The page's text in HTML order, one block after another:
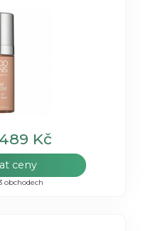
489 Kč
ceny
obchodech